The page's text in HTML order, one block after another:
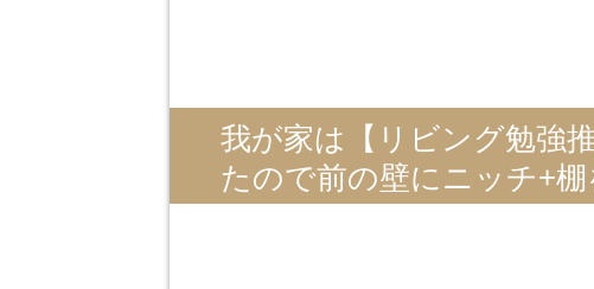
我が家は【リビング勉強
たので前の壁にニッチ+棚